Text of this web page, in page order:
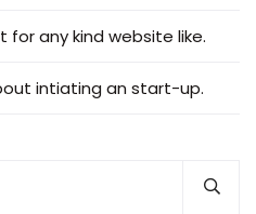
for any kind website like.
intiating an start-up.